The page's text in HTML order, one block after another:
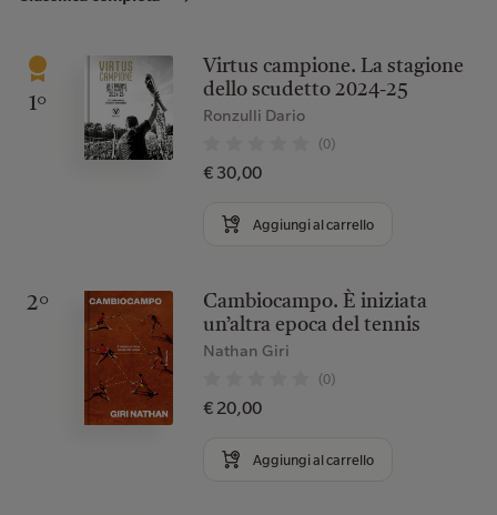
1°
Virtus campione. La stagione
dello scudetto 2024-25
Ronzulli Dario
(0)
€ 30,00
Aggiungi al carrello
2°
Cambiocampo. È iniziata
un’altra epoca del tennis
Nathan Giri
(0)
€ 20,00
Aggiungi al carrello